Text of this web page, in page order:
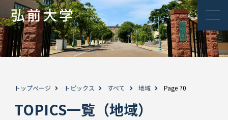
トップページ トピックス すべて 地域 Page 70
TOPICS一覧（地域）